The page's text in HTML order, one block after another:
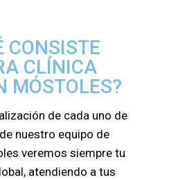
CONSISTE
CLÍNICA
MÓSTOLES?
de cada uno de
nuestro equipo de
veremos siempre tu
atendiendo a tus